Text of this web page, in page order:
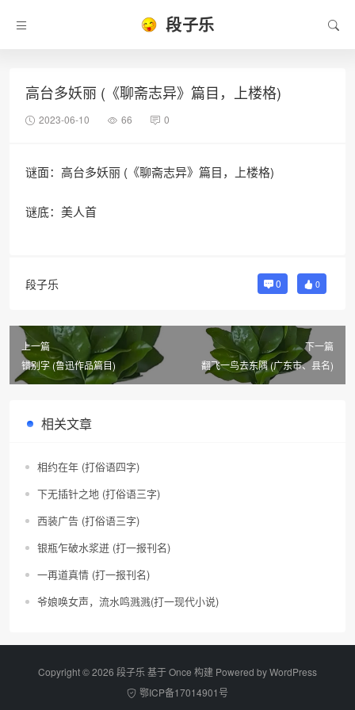
段子乐
高台多妖丽 (《聊斋志异》篇目，上楼格)
2023-06-10 66 0
谜面：高台多妖丽 (《聊斋志异》篇目，上楼格)
谜底：美人首
段子乐 0 0
上一篇
错别字 (鲁迅作品篇目)
下一篇
翻飞一鸟去东隅 (广东市、县名)
相关文章
相约在年 (打俗语四字)
下无插针之地 (打俗语三字)
西装广告 (打俗语三字)
银瓶乍破水浆迸 (打一报刊名)
一再道真情 (打一报刊名)
爷娘唤女声，流水鸣溅溅(打一现代小说)
Copyright © 2026 段子乐 基于 Once 构建 Powered byWordPress
鄂ICP备17014901号